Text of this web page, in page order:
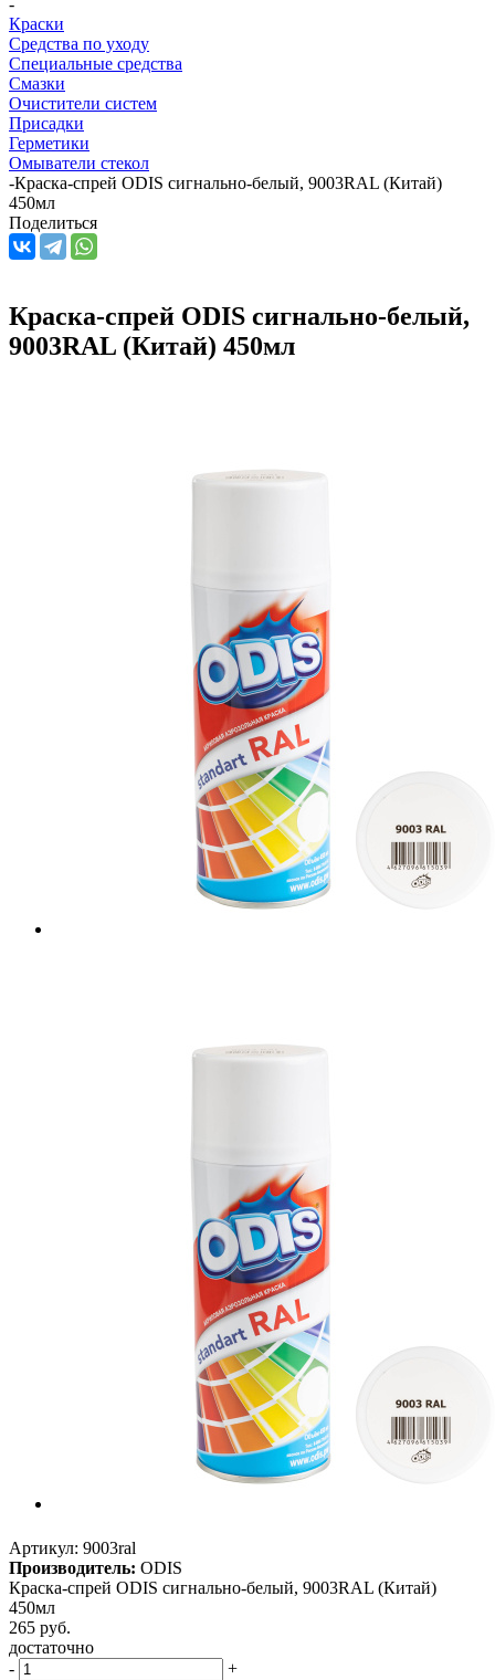
Краски
Средства по уходу
Специальные средства
Смазки
Очистители систем
Присадки
Герметики
Омыватели стекол
-Краска-спрей ODIS сигнально-белый, 9003RAL (Китай)
450мл
Поделиться
Краска-спрей ODIS сигнально-белый,
9003RAL (Китай) 450мл
Артикул: 9003ral
Производитель: ODIS
Краска-спрей ODIS сигнально-белый, 9003RAL (Китай)
450мл
265 руб.
достаточно
-
+